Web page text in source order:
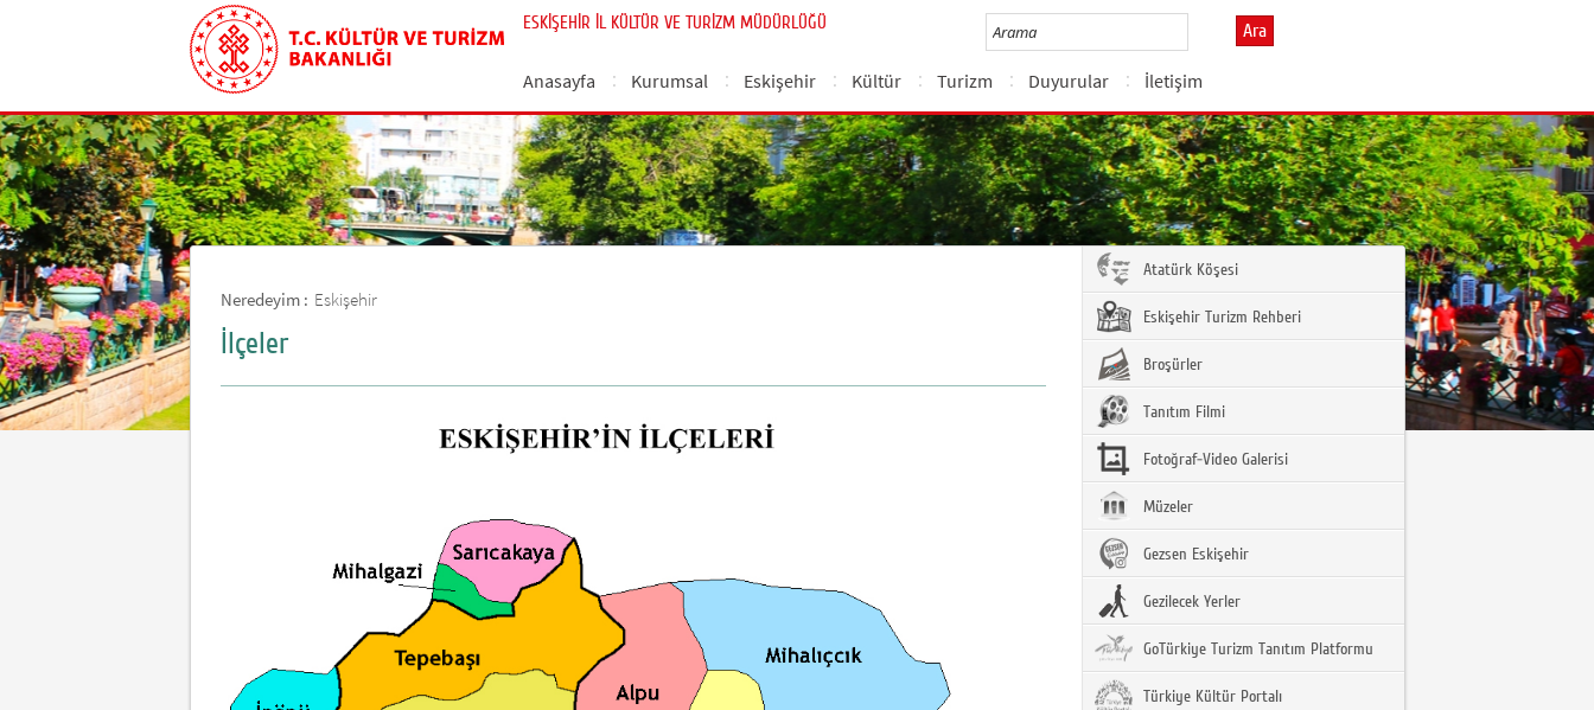
ESKİŞEHİR İL KÜLTÜR VE TURİZM MÜDÜRLÜĞÜ Ara
Anasayfa Kurumsal Eskişehir Kültür Turizm Duyurular İletişim
Neredeyim : Eskişehir
İlçeler
Atatürk Köşesi
Eskişehir Turizm Rehberi
Broşürler
Tanıtım Filmi
Fotoğraf-Video Galerisi
Müzeler
Gezsen Eskişehir
Gezilecek Yerler
GoTürkiye Turizm Tanıtım Platformu
Türkiye Kültür Portalı